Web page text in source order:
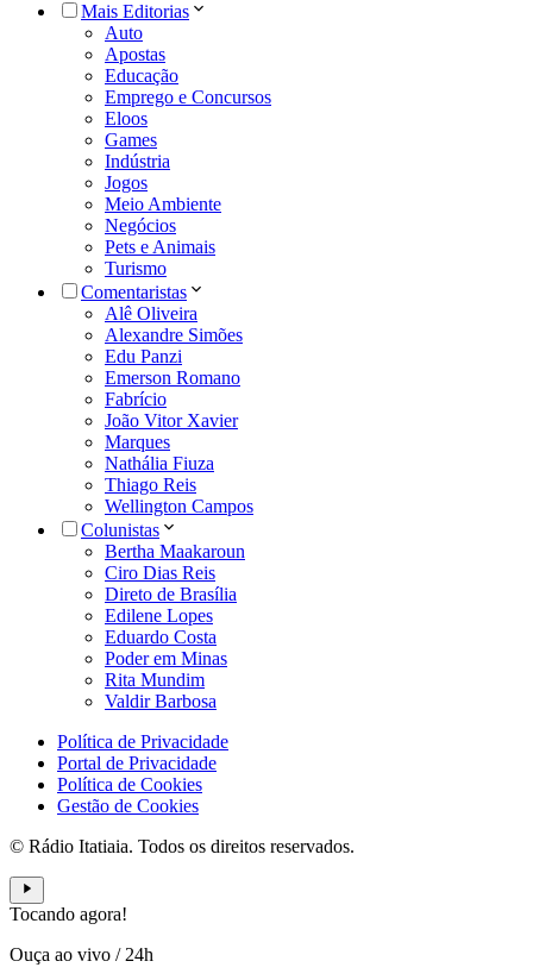
Mais Editorias
Auto
Apostas
Educação
Emprego e Concursos
Eloos
Games
Indústria
Jogos
Meio Ambiente
Negócios
Pets e Animais
Turismo
Comentaristas
Alê Oliveira
Alexandre Simões
Edu Panzi
Emerson Romano
Fabrício
João Vitor Xavier
Marques
Nathália Fiuza
Thiago Reis
Wellington Campos
Colunistas
Bertha Maakaroun
Ciro Dias Reis
Direto de Brasília
Edilene Lopes
Eduardo Costa
Poder em Minas
Rita Mundim
Valdir Barbosa
Política de Privacidade
Portal de Privacidade
Política de Cookies
Gestão de Cookies
© Rádio Itatiaia. Todos os direitos reservados.
Tocando agora!
Ouça ao vivo / 24h